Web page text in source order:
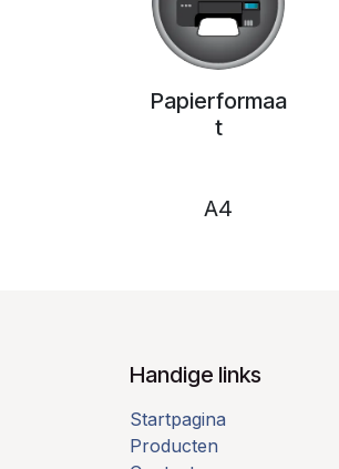
Papierformaa
t
A4
Handige links
Startpagina
Producten